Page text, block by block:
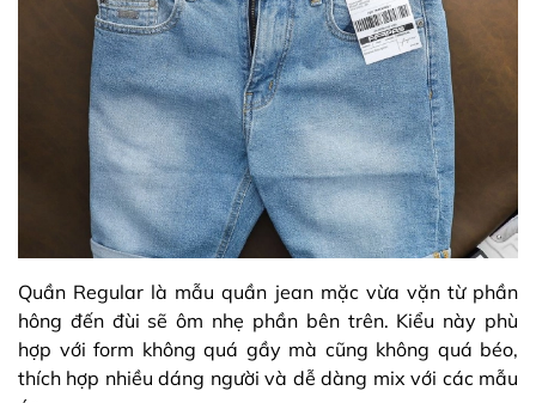
Quần Regular là mẫu quần jean mặc vừa vặn từ phần
hông đến đùi sẽ ôm nhẹ phần bên trên. Kiểu này phù
hợp với form không quá gầy mà cũng không quá béo,
thích hợp nhiều dáng người và dễ dàng mix với các mẫu